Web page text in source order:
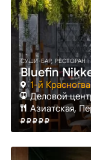
СУШИ-БАР, РЕСТОРАН
Bluefin
1-й
Деловой
Азиатская,